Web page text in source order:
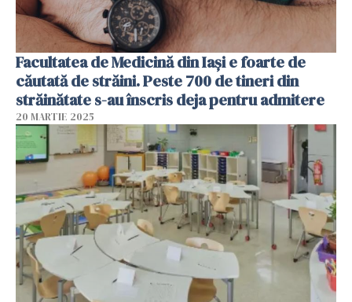
Facultatea de Medicină din Iași e foarte de
căutată de străini. Peste 700 de tineri din
străinătate s-au înscris deja pentru admitere
20 MARTIE 2025